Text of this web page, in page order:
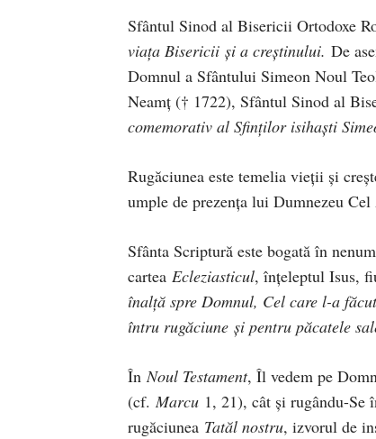
Sfântul Sinod al Bisericii Ortodoxe
viața Bisericii și a creștinului. De
Domnul a Sfântului Simeon Noul
Neamț († 1722), Sfântul Sinod al
comemorativ al Sfinților isihaști
Rugăciunea este temelia vieții și
umple de prezența lui Dumnezeu
Sfânta Scriptură este bogată în
cartea Ecleziasticul, înțeleptul Isus,
înalță spre Domnul, Cel care l-a
întru rugăciune și pentru păcatele
În Noul Testament, Îl vedem pe
(cf. Marcu 1, 21), cât și rugându-Se
rugăciunea Tatăl nostru, izvorul de